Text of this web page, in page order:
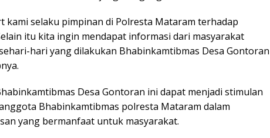
kami selaku pimpinan di Polresta Mataram terhadap
itu kita ingin mendapat informasi dari masyarakat
hari yang dilakukan Bhabinkamtibmas Desa Gontoran
Desa Gontoran ini dapat menjadi stimulan
Bhabinkamtibmas polresta Mataram dalam
yang bermanfaat untuk masyarakat.